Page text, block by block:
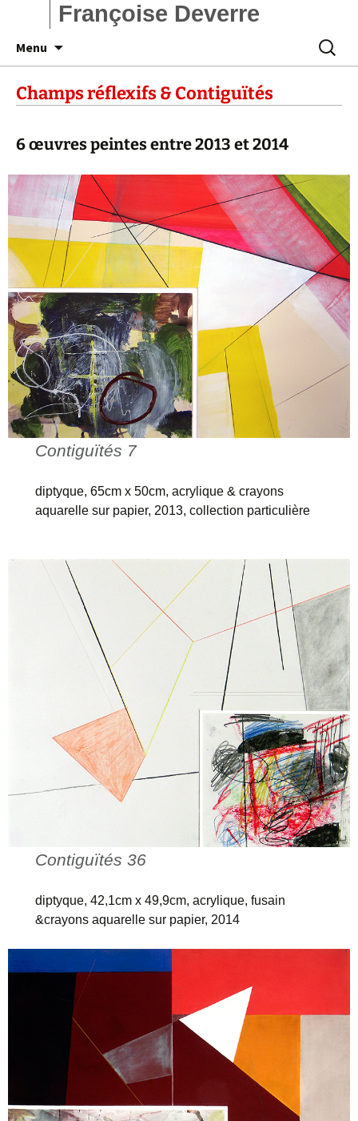
Françoise Deverre
Menu
Champs réflexifs & Contiguïtés
6 œuvres peintes entre 2013 et 2014
Contiguïtés 7
diptyque, 65cm x 50cm, acrylique & crayons
aquarelle sur papier, 2013, collection particulière
Contiguïtés 36
diptyque, 42,1cm x 49,9cm, acrylique, fusain
&crayons aquarelle sur papier, 2014